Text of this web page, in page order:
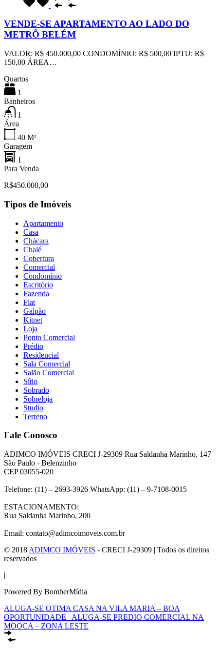
VENDE-SE APARTAMENTO AO LADO DO
METRÔ BELÉM
VALOR: R$ 450.000,00 CONDOMÍNIO: R$ 500,00 IPTU: R$
150,00 ÁREA…
Quartos
1
Banheiros
1
Área
40 M²
Garagem
1
Para Venda
R$450.000,00
Tipos de Imóveis
Apartamento
Casa
Chácara
Chalé
Cobertura
Comercial
Condomínio
Escritório
Fazenda
Flat
Galpão
Kitnet
Loja
Ponto Comercial
Prédio
Residencial
Sala Comercial
Salão Comercial
Sítio
Sobrado
Sobreloja
Studio
Terreno
Fale Conosco
ADIMCO IMÓVEIS CRECI J-29309 Rua Saldanha Marinho, 147
São Paulo - Belenzinho
CEP 03055-020
Telefone: (11) – 2693-3926 WhatsApp: (11) – 9-7108-0015
ESTACIONAMENTO:
Rua Saldanha Marinho, 200
Email: contato@adimcoimoveis.com.br
© 2018 ADIMCO IMÓVEIS - CRECI J-29309 | Todos os direitos
reservados
|
Powered By BomberMídia
ALUGA-SE OTIMA CASA NA VILA MARIA – BOA
OPORTUNIDADE
ALUGA-SE PREDIO COMERCIAL NA
MOOCA – ZONA LESTE